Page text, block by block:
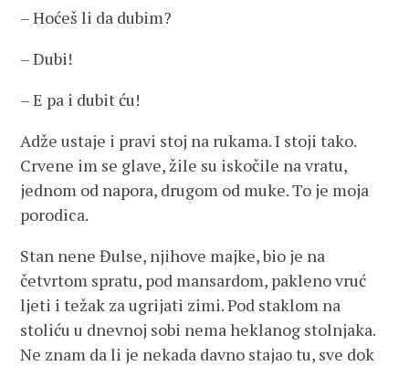
– Hoćeš li da dubim?
– Dubi!
– E pa i dubit ću!
Adže ustaje i pravi stoj na rukama. I stoji tako.
Crvene im se glave, žile su iskočile na vratu,
jednom od napora, drugom od muke. To je moja
porodica.
Stan nene Đulse, njihove majke, bio je na
četvrtom spratu, pod mansardom, pakleno vruć
ljeti i težak za ugrijati zimi. Pod staklom na
stoliću u dnevnoj sobi nema heklanog stolnjaka.
Ne znam da li je nekada davno stajao tu, sve dok